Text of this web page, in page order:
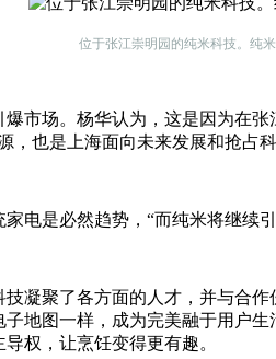
位于张江崇明园的纯米科技。纯
市场。杨华认为，这是因为在
，也是上海面向未来发展和抢占
电是必然趋势，“而纯米将继续
凝聚了各方面的人才，并与合
地图一样，成为完美融于用户
权，让烹饪变得更有趣。